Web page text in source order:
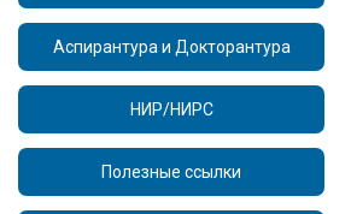
Аспирантура и Докторантура
НИР/НИРС
Полезные ссылки